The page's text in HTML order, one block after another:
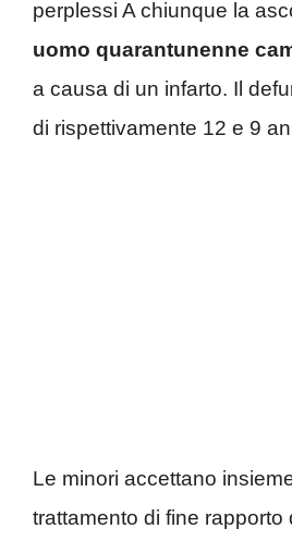
perplessi A chiunque la
uomo quarantunenne
a causa di un infarto. Il
di rispettivamente 12 e 9
Le minori accettano
trattamento di fine rapporto